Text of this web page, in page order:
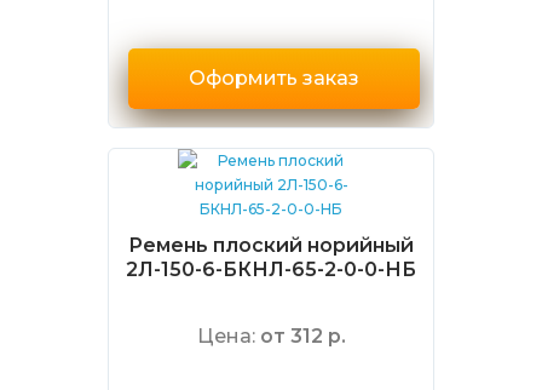
Оформить заказ
Ремень плоский норийный
2Л-150-6-БКНЛ-65-2-0-0-НБ
Цена: от 312 р.